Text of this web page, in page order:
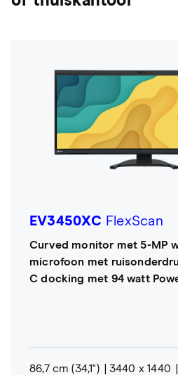
EV3450XC FlexScan
Curved monitor met 5-MP
microfoon met
C docking met 94 watt
86,7 cm (34,1")
3440 x 1440